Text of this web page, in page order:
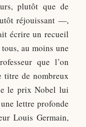
plutôt que de
réjouissant —,
écrire un recueil
au moins une
que l’on
titre de nombreux
le prix Nobel lui
lettre profonde
Louis Germain,